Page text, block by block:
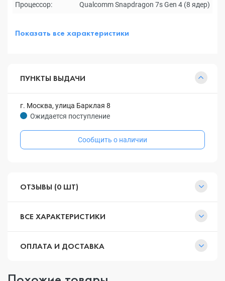
Процессор: Qualcomm Snapdragon 7s Gen 4 (8 ядер)
Показать все характеристики
ПУНКТЫ ВЫДАЧИ
г. Москва, улица Барклая 8
Ожидается поступление
Сообщить о наличии
ОТЗЫВЫ (0 ШТ)
ВСЕ ХАРАКТЕРИСТИКИ
ОПЛАТА И ДОСТАВКА